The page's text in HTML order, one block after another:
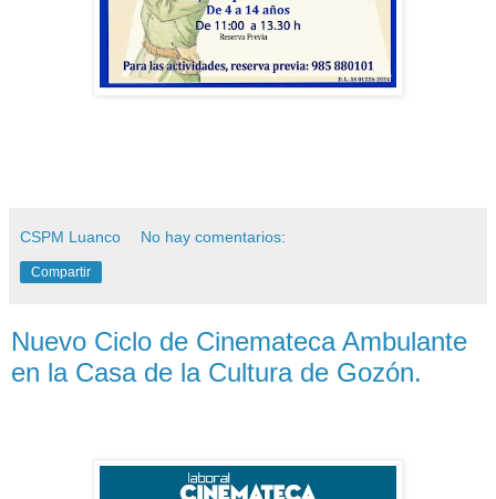
CSPM Luanco No hay comentarios:
Compartir
Nuevo Ciclo de Cinemateca Ambulante
en la Casa de la Cultura de Gozón.